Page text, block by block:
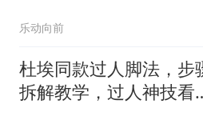
乐动向前
杜埃同款过人脚法，步
拆解教学，过人神技看